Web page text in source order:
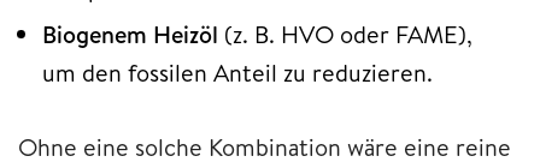
Biogenem Heizöl (z. B. HVO oder FAME),
um den fossilen Anteil zu reduzieren.
Ohne eine solche Kombination wäre eine reine